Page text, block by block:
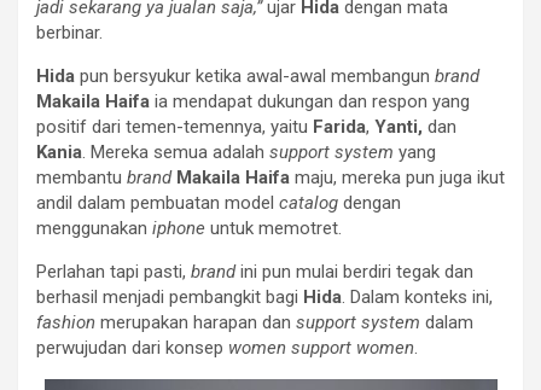
jadi sekarang ya jualan saja,”ujar Hida dengan mata
berbinar.
Hida pun bersyukur ketika awal-awal membangun brand
Makaila Haifa ia mendapat dukungan dan respon yang
positif dari temen-temennya, yaitu Farida, Yanti, dan
Kania. Mereka semua adalah support system yang
membantu brand Makaila Haifa maju, mereka pun juga ikut
andil dalam pembuatan model catalog dengan
menggunakan iphone untuk memotret.
Perlahan tapi pasti, brandini pun mulai berdiri tegak dan
berhasil menjadi pembangkit bagi Hida. Dalam konteks ini,
fashion merupakan harapan dan support system dalam
perwujudan dari konsep women support women.